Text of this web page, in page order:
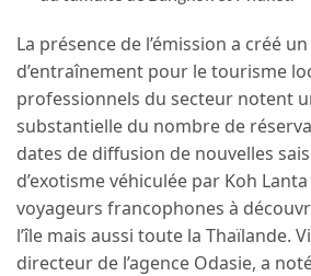
La présence de l’émission a créé
d’entraînement pour le tourisme
professionnels du secteur notent
substantielle du nombre de
dates de diffusion de nouvelles
d’exotisme véhiculée par Koh
voyageurs francophones à
l’île mais aussi toute la Thaïlande.
directeur de l’agence Odasie, a